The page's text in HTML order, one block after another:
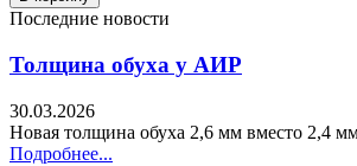
Последние новости
Толщина обуха у АИР
30.03.2026
Новая толщина обуха 2,6 мм вместо 2,4
Подробнее...